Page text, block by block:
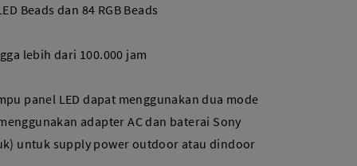
Beads dan 84 RGB Beads
lebih dari 100.000 jam
panel LED dapat menggunakan dua mode
adapter AC dan baterai Sony
untuk supply power outdoor atau dindoor